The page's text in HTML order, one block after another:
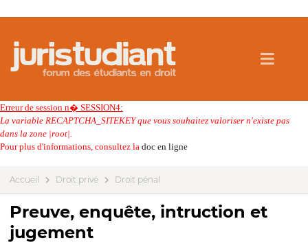
Erreur de session n� SESSION4:
La variable RECAPTCHA_SITEKEY que vous souhaitez valoriser n'existe pas
dans la zone |root|.
Pour plus d'informations, consultez la doc en ligne
Accueil Droit privé Droit pénal
Preuve, enquête, intruction et
jugement